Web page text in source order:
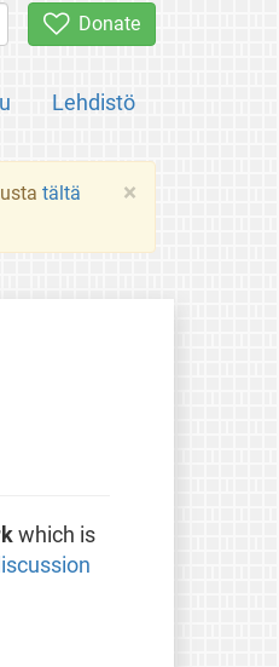
Donate
Lehdistö
×
tältä
which is